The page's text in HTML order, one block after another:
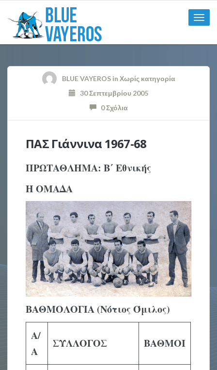
Toggle
BLUE VAYEROSin Χωρίς κατηγορία
30 Σεπτεμβρίου 2005
0 Σχόλια
ΠΑΣ Γιάννινα 1967-68
ΠΡΩΤΑΘΛΗΜΑ: Β΄ Εθνικής
Η ΟΜΑΔΑ
ΒΑΘΜΟΛΟΓΙΑ (Νότιος Όμιλος)
Α/
Α
ΣΥΛΛΟΓΟΣ ΒΑΘΜΟΙ